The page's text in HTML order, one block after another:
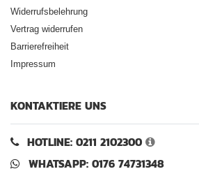
Widerrufsbelehrung
Vertrag widerrufen
Barrierefreiheit
Impressum
KONTAKTIERE UNS
HOTLINE: 0211 2102300
WHATSAPP: 0176 74731348